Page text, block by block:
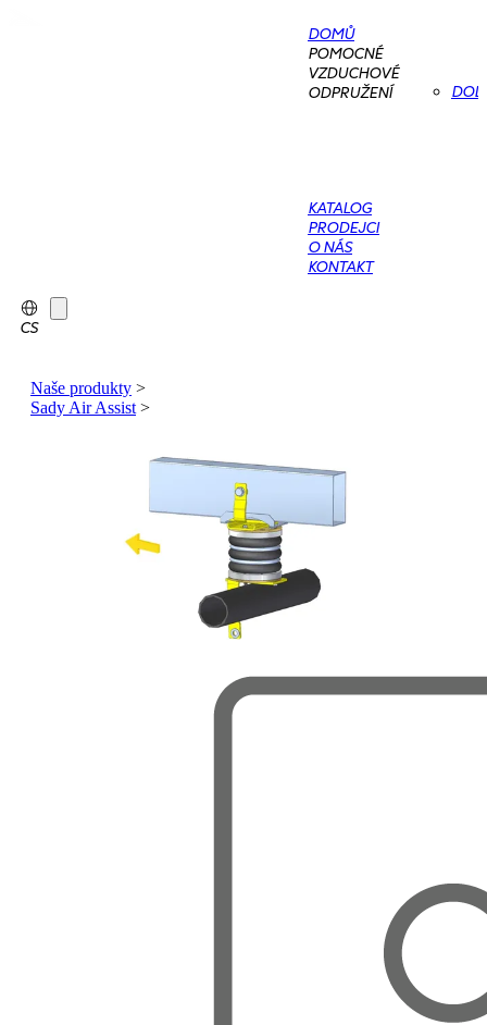
DOMŮ
POMOCNÉ
VZDUCHOVÉ
ODPRUŽENÍ
KATALOG
PRODEJCI
O NÁS
KONTAKT
CS
Naše produkty >
Sady Air Assist >